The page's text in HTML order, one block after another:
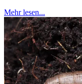
Mehr lesen...